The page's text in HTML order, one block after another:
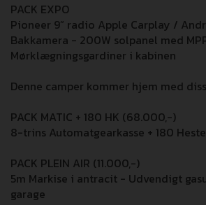
PACK EXPO
Pioneer 9” radio Apple Carplay /
Bakkamera - 200W solpanel med
Mørklægningsgardiner i kabinen
Denne camper kommer hjem med
PACK MATIC + 180 HK (68.000,-)
8-trins Automatgearkasse + 180
PACK PLEIN AIR (11.000,-)
5m Markise i antracit - Udvendigt
garage